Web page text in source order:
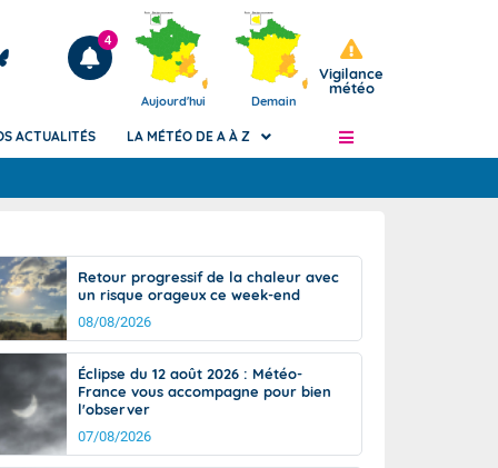
Articles
4
Aujourd'hui Demain
Vigilance
météo
de
Phénomènes dangereux de J+2 à J+7
Avertissement pluies intenses à l'échelle
des communes (Apic)
Bulletins Marine
Bulletins d'estimation du risque
d'avalanche
Météo des forêts
ACTUALITÉS LA MÉTÉO DE A À Z
Retour progressif de la chaleur avec
un risque orageux ce week-end
08/08/2026
Éclipse du 12 août 2026 : Météo-
France vous accompagne pour bien
l'observer
07/08/2026